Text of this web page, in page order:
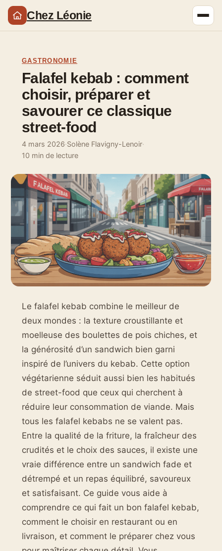
Chez Léonie
GASTRONOMIE
Falafel kebab : comment
choisir, préparer et
savourer ce classique
street-food
4 mars 2026·Solène Flavigny-Lenoir·
10 min de lecture
Le falafel kebab combine le meilleur de
deux mondes : la texture croustillante et
moelleuse des boulettes de pois chiches, et
la générosité d’un sandwich bien garni
inspiré de l’univers du kebab. Cette option
végétarienne séduit aussi bien les habitués
de street-food que ceux qui cherchent à
réduire leur consommation de viande. Mais
tous les falafel kebabs ne se valent pas.
Entre la qualité de la friture, la fraîcheur des
crudités et le choix des sauces, il existe une
vraie différence entre un sandwich fade et
détrempé et un repas équilibré, savoureux
et satisfaisant. Ce guide vous aide à
comprendre ce qui fait un bon falafel kebab,
comment le choisir en restaurant ou en
livraison, et comment le préparer chez vous